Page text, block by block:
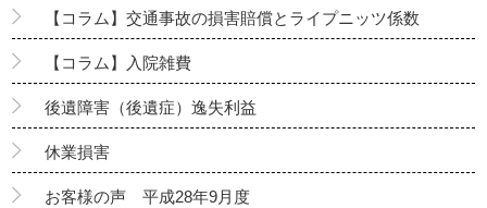
【コラム】交通事故の損害賠償とライプニッツ係数
【コラム】入院雑費
後遺障害（後遺症）逸失利益
休業損害
お客様の声 平成28年9月度